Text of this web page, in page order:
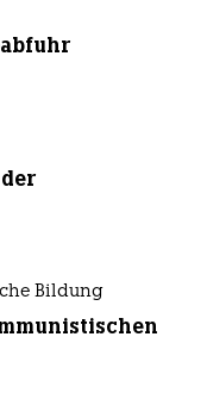
Bildung